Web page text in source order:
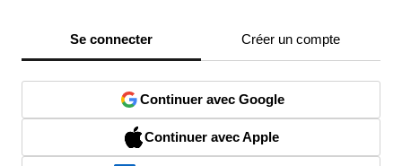
Se connecter Créer un compte
Continuer avec Google
Continuer avec Apple